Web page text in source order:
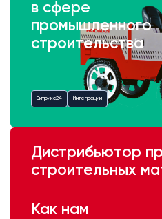
в сфере
промышленного
строительства
Битрикс24 Интеграции
Дистрибьютор
строительных
Как нам